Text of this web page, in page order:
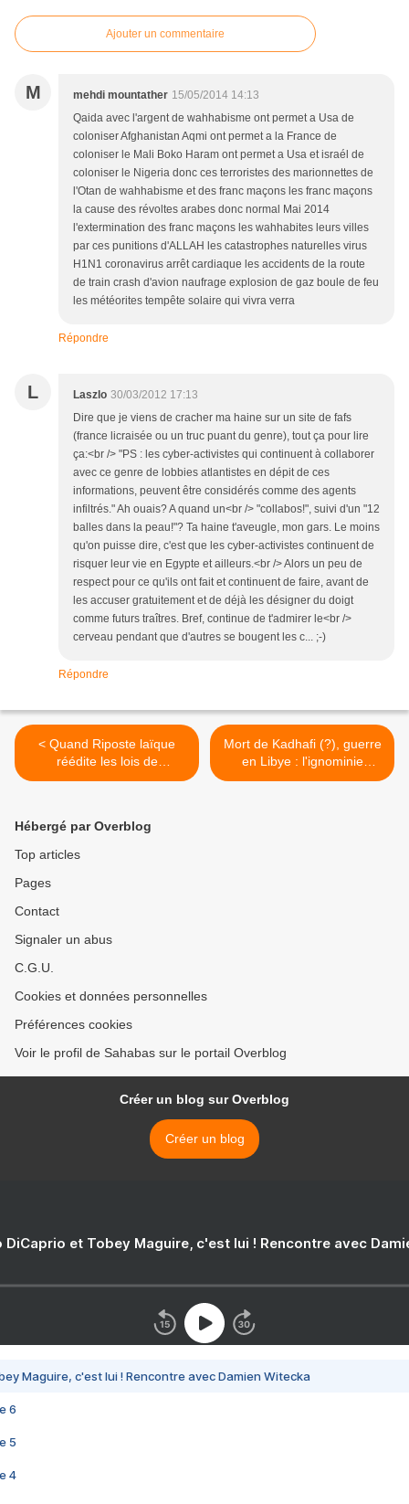
Ajouter un commentaire
M mehdi mountather 15/05/2014 14:13
Qaida avec l'argent de wahhabisme ont permet a Usa de
coloniser Afghanistan Aqmi ont permet a la France de
coloniser le Mali Boko Haram ont permet a Usa et israél de
coloniser le Nigeria donc ces terroristes des marionnettes de
l'Otan de wahhabisme et des franc maçons les franc maçons
la cause des révoltes arabes donc normal Mai 2014
l'extermination des franc maçons les wahhabites leurs villes
par ces punitions d'ALLAH les catastrophes naturelles virus
H1N1 coronavirus arrêt cardiaque les accidents de la route
de train crash d'avion naufrage explosion de gaz boule de feu
les météorites tempête solaire qui vivra verra
Répondre
L Laszlo 30/03/2012 17:13
Dire que je viens de cracher ma haine sur un site de fafs
(france licraisée ou un truc puant du genre), tout ça pour lire
ça:<br /> "PS : les cyber-activistes qui continuent à collaborer
avec ce genre de lobbies atlantistes en dépit de ces
informations, peuvent être considérés comme des agents
infiltrés." Ah ouais? A quand un<br /> "collabos!", suivi d'un "12
balles dans la peau!"? Ta haine t'aveugle, mon gars. Le moins
qu'on puisse dire, c'est que les cyber-activistes continuent de
risquer leur vie en Egypte et ailleurs.<br /> Alors un peu de
respect pour ce qu'ils ont fait et continuent de faire, avant de
les accuser gratuitement et de déjà les désigner du doigt
comme futurs traîtres. Bref, continue de t'admirer le<br />
cerveau pendant que d'autres se bougent les c... ;-)
Répondre
< Quand Riposte laïque
réédite les lois de
Nuremberg, contre les
Mort de Kadhafi (?), guerre
en Libye : l'ignominie
jusqu'au bout >
Hébergé par Overblog
Top articles
Pages
Contact
Signaler un abus
C.G.U.
Cookies et données personnelles
Préférences cookies
Voir le profil de Sahabas sur le portail Overblog
Créer un blog sur Overblog
Créer un blog
DiCaprio et Tobey Maguire, c'est lui ! Rencontre avec
Maguire, c'est lui ! Rencontre avec Damien Witecka
6
5
4